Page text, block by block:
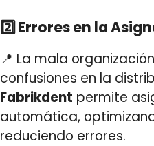
2️⃣ Errores en la
📍 La mala
confusiones en la
Fabrikdent permite
automática,
reduciendo errores.